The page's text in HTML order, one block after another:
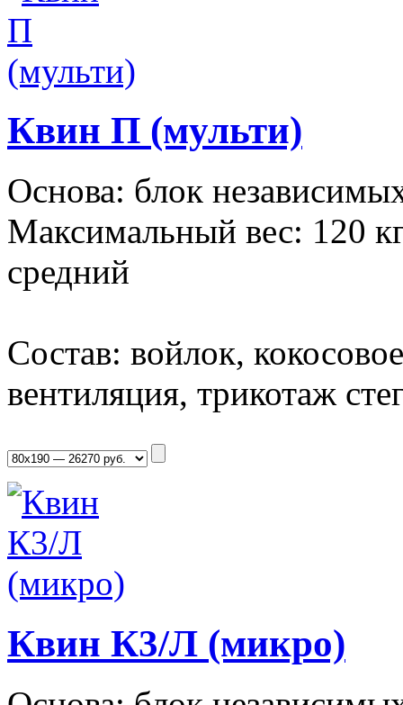
Квин П (мульти)
Основа: блок
Максимальный вес: 120
средний
Состав: войлок,
вентиляция, трикотаж
Квин К3/Л (микро)